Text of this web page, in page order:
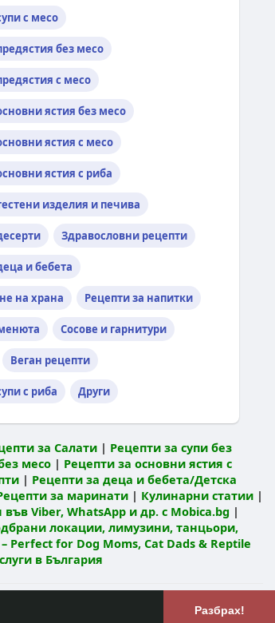
Разбрах!
с месо
без месо
с месо
ястия без месо
ястия с месо
ястия с риба
изделия и печива
Здравословни рецепти
и бебета
на храна Рецепти за напитки
Сосове и гарнитури
Веган рецепти
с риба Други
за Салати| Рецепти за супи без
месо| Рецепти за основни ястия с
| Рецепти за деца и бебета/Детска
за маринати| Кулинарни статии|
Viber, WhatsApp и др. с Mobica.bg |
локации, лимузини, танцьори,
Perfect for Dog Moms, Cat Dads & Reptile
в България